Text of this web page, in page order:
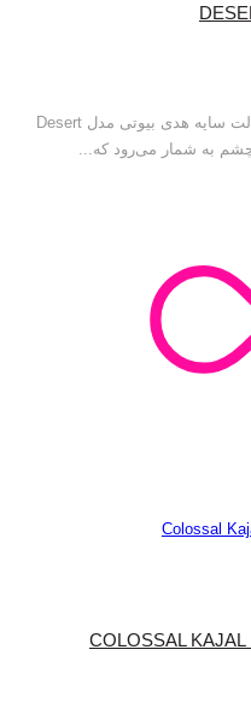
پالت سایه هدی بیوتی مدل Desert Dusk پالت سایه هدی بیوتی مدل Desert